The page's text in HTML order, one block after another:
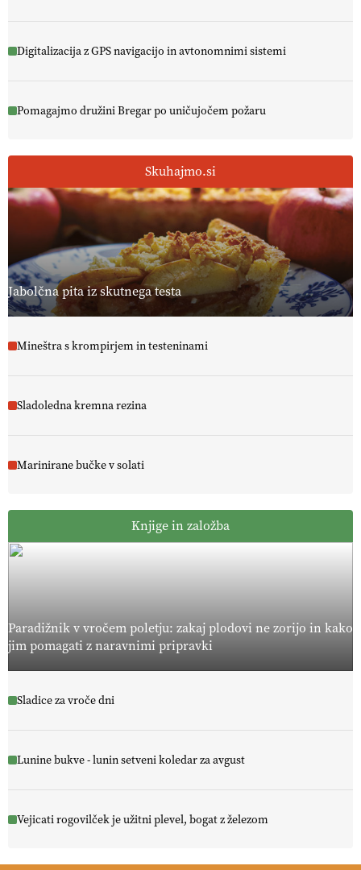
Digitalizacija z GPS navigacijo in avtonomnimi sistemi
Pomagajmo družini Bregar po uničujočem požaru
Skuhajmo.si
Jabolčna pita iz skutnega testa
Mineštra s krompirjem in testeninami
Sladoledna kremna rezina
Marinirane bučke v solati
Knjige in založba
Paradižnik v vročem poletju: zakaj plodovi ne zorijo in kako
jim pomagati z naravnimi pripravki
Sladice za vroče dni
Lunine bukve - lunin setveni koledar za avgust
Vejicati rogovilček je užitni plevel, bogat z železom